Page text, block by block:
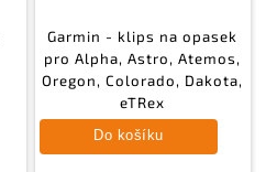
Garmin - klips na opasek
pro Alpha, Astro, Atemos,
Oregon, Colorado, Dakota,
eTRex
Do košíku